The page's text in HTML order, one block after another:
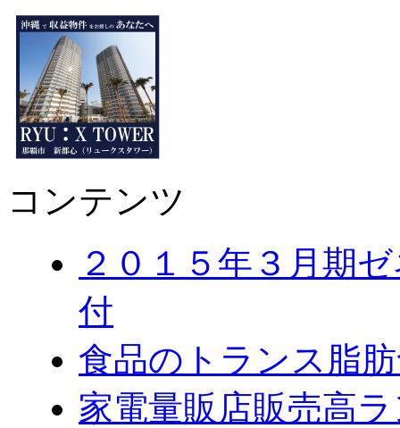
コンテンツ
２０１５年３月期
付
食品のトランス脂
家電量販店販売高